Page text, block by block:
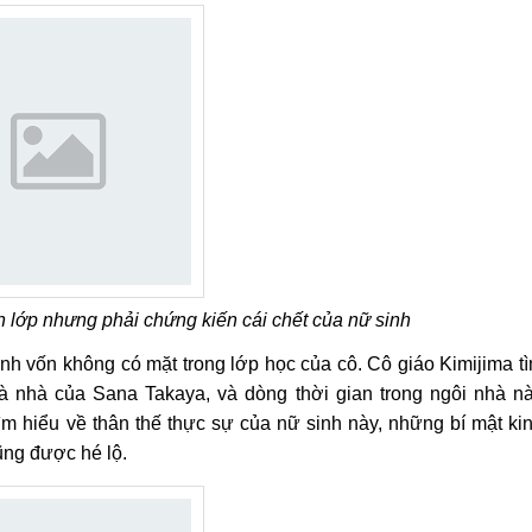
lớp nhưng phải chứng kiến cái chết của nữ sinh
vốn không có mặt trong lớp học của cô. Cô giáo Kimijima
của Sana Takaya, và dòng thời gian trong ngôi nhà
hiểu về thân thế thực sự của nữ sinh này, những bí mật
được hé lộ.